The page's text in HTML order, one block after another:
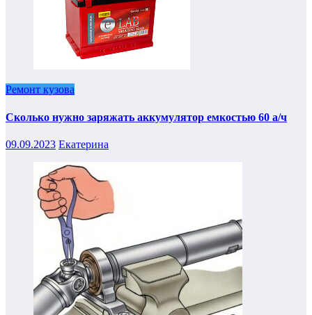
Ремонт кузова
Сколько нужно заряжать аккумулятор емкостью 60 а/ч
09.09.2023 Екатерина